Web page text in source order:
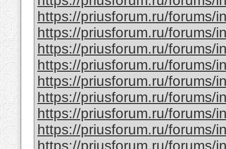
https://priusforum.ru/forums/
https://priusforum.ru/forums/
https://priusforum.ru/forums/
https://priusforum.ru/forums/
https://priusforum.ru/forums/
https://priusforum.ru/forums/
https://priusforum.ru/forums/
https://priusforum.ru/forums/